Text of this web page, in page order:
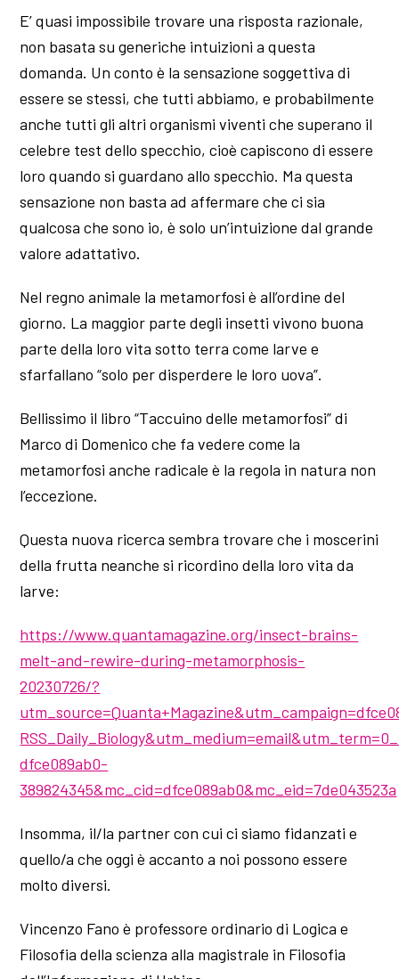
E’ quasi impossibile trovare una risposta razionale,
non basata su generiche intuizioni a questa
domanda. Un conto è la sensazione soggettiva di
essere se stessi, che tutti abbiamo, e probabilmente
anche tutti gli altri organismi viventi che superano il
celebre test dello specchio, cioè capiscono di essere
loro quando si guardano allo specchio. Ma questa
sensazione non basta ad affermare che ci sia
qualcosa che sono io, è solo un’intuizione dal grande
valore adattativo.
Nel regno animale la metamorfosi è all’ordine del
giorno. La maggior parte degli insetti vivono buona
parte della loro vita sotto terra come larve e
sfarfallano “solo per disperdere le loro uova”.
Bellissimo il libro “Taccuino delle metamorfosi” di
Marco di Domenico che fa vedere come la
metamorfosi anche radicale è la regola in natura non
l’eccezione.
Questa nuova ricerca sembra trovare che i moscerini
della frutta neanche si ricordino della loro vita da
larve:
https://www.quantamagazine.org/insect-brains-
melt-and-rewire-during-metamorphosis-
20230726/?
dfce089ab0-
389824345&mc_cid=dfce089ab0&mc_eid=7de043523a
Insomma, il/la partner con cui ci siamo fidanzati e
quello/a che oggi è accanto a noi possono essere
molto diversi.
Vincenzo Fano è professore ordinario di Logica e
Filosofia della scienza alla magistrale in Filosofia